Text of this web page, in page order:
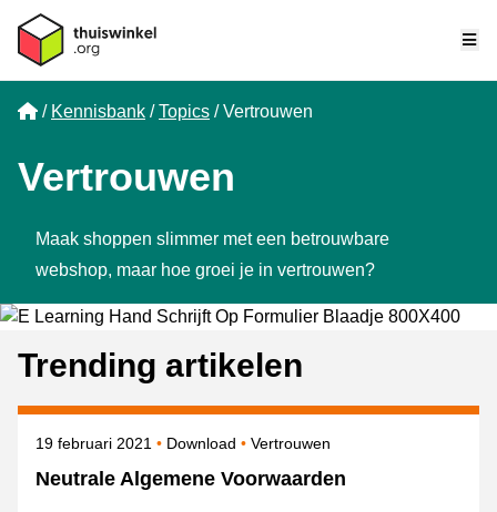
Home
Kennisbank Topics Vertrouwen
Vertrouwen
Maak shoppen slimmer met een betrouwbare
webshop, maar hoe groei je in vertrouwen?
Trending artikelen
Neutrale Algemene Voorwaarden
Gepubliceerd op
19 februari 2021 Download Onderwerpen
Vertrouwen